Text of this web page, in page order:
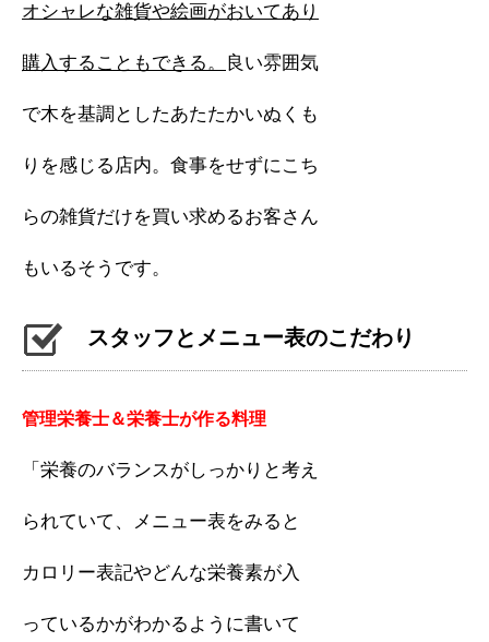
オシャレな雑貨や絵画がおいてあり
購入することもできる。 良い雰囲気
で木を基調としたあたたかいぬくも
りを感じる店内。食事をせずにこち
らの雑貨だけを買い求めるお客さん
もいるそうです。
スタッフとメニュー表のこだわり
管理栄養士＆栄養士が作る料理
「栄養のバランスがしっかりと考え
られていて、メニュー表をみると
カロリー表記やどんな栄養素が入
っているかがわかるように書いて